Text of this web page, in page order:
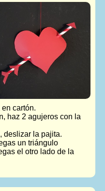
cartón.
haz 2 agujeros con la
deslizar la pajita.
un triángulo
el otro lado de la